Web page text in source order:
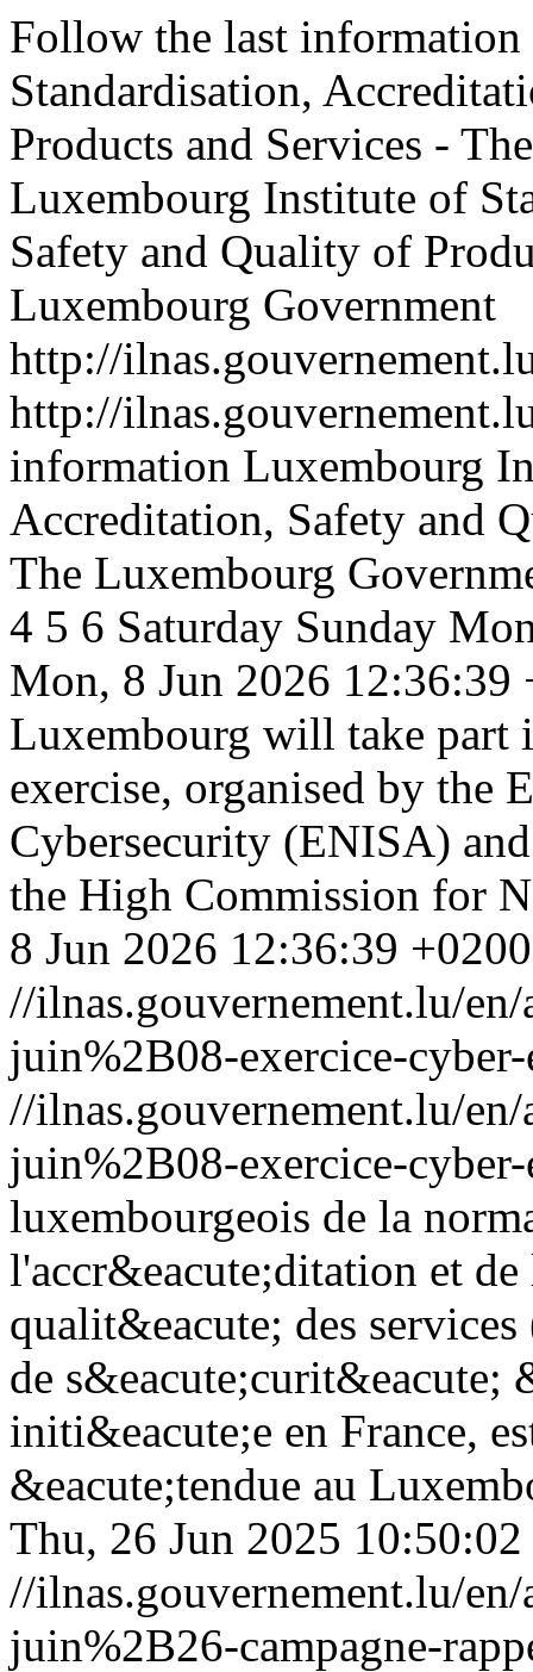
Follow the last
Standardisation,
Products and Services -
Luxembourg Institute of
Safety and Quality of
Luxembourg Government
http://
http://
information Luxembourg
Accreditation, Safety and
The Luxembourg
4 5 6 Saturday Sunday
Mon, 8 Jun 2026 12:36:39
Luxembourg will take part
exercise, organised by the
Cybersecurity (ENISA)
the High Commission for
8 Jun 2026 12:36:39 +0200
//ilnas.gouvernement.lu/
juin%2B08-exercice-
//ilnas.gouvernement.lu/
juin%2B08-exercice-
luxembourgeois de la
l'accr&eacute;ditation et
qualit&eacute; des
de
initi&eacute;e en France,
&eacute;tendue au
Thu, 26 Jun 2025
//ilnas.gouvernement.lu/
juin%2B26-campagne-